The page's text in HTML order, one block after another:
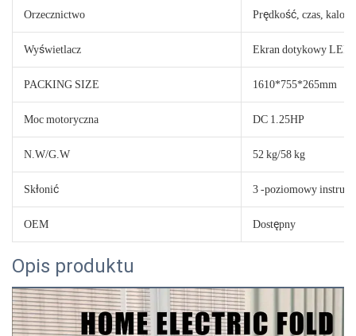
Orzecznictwo Prędkość, czas,
Wyświetlacz Ekran dotykowy LED
PACKING SIZE 1610*755*265mm
Moc motoryczna DC 1.25HP
N.W/G.W 52 kg/58 kg
Skłonić 3 -poziomowy
OEM Dostępny
Opis produktu